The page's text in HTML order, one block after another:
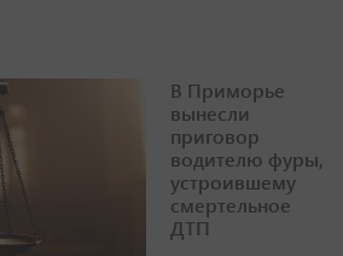
В Приморье
вынесли
приговор
водителю фуры,
устроившему
смертельное
ДТП